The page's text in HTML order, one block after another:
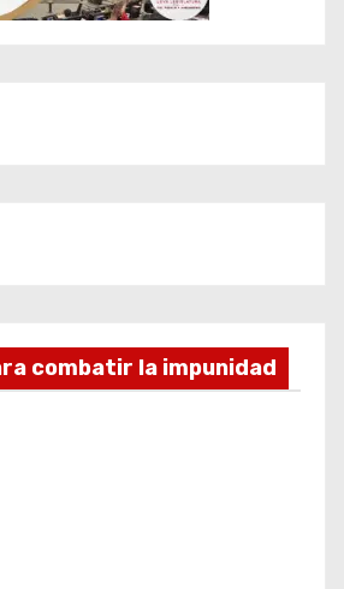
combatir la impunidad